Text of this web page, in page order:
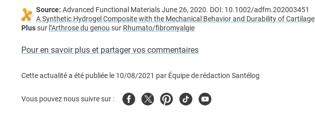
Source: Advanced Functional Materials June 26, 2020. DOI: 10.1002/adfm.202003451
A Synthetic Hydrogel Composite with the Mechanical Behavior and Durability of Cartilage
Plussur l’Arthrose du genou sur Rhumato/fibromyalgie
Pour en savoir plus et partager vos commentaires
Cette actualité a été publiée le 10/08/2021 par Équipe de rédaction Santélog
Vous pouvez nous suivre sur : FacebookTwitterPinterest
TiktokYoutube